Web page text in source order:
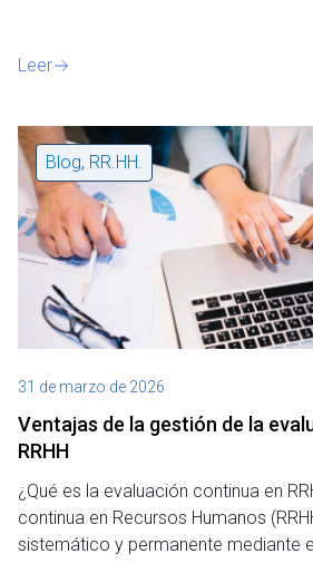
Leer
Blog, RR.HH.
31 de marzo de 2026
Ventajas de la gestión de la
RRHH
¿Qué es la evaluación continua en
continua en Recursos Humanos
sistemático y permanente mediante